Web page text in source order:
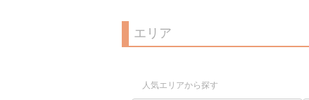
エリア
人気エリアから探す